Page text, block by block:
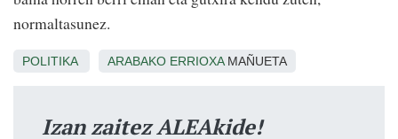
normaltasunez.
POLITIKA ARABAKO ERRIOXAMAÑUETA
Izan zaitez ALEAkide!